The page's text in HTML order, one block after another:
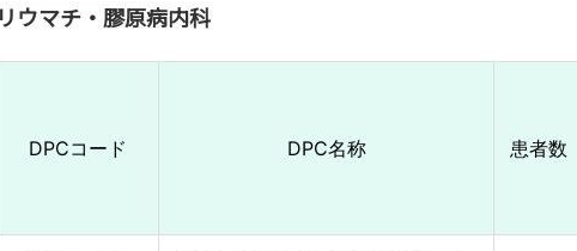
リウマチ・膠原病内科
DPCコード DPC名称 患者数